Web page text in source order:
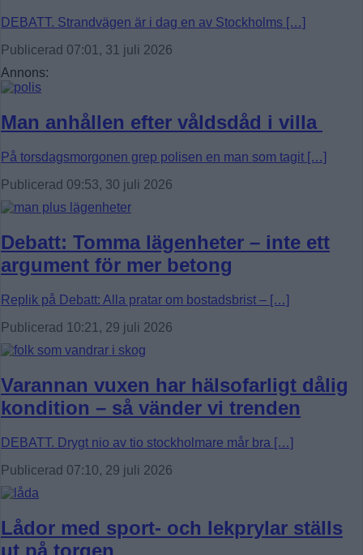
DEBATT. Strandvägen är i dag en av Stockholms […]
Publicerad 07:01, 31 juli 2026
Annons:
Man anhållen efter våldsdåd i villa
På torsdagsmorgonen grep polisen en man som tagit […]
Publicerad 09:53, 30 juli 2026
Debatt: Tomma lägenheter – inte ett
argument för mer betong
Replik på Debatt: Alla pratar om bostadsbrist – […]
Publicerad 10:21, 29 juli 2026
Varannan vuxen har hälsofarligt dålig
kondition – så vänder vi trenden
DEBATT. Drygt nio av tio stockholmare mår bra […]
Publicerad 07:10, 29 juli 2026
Lådor med sport- och lekprylar ställs
ut på torgen